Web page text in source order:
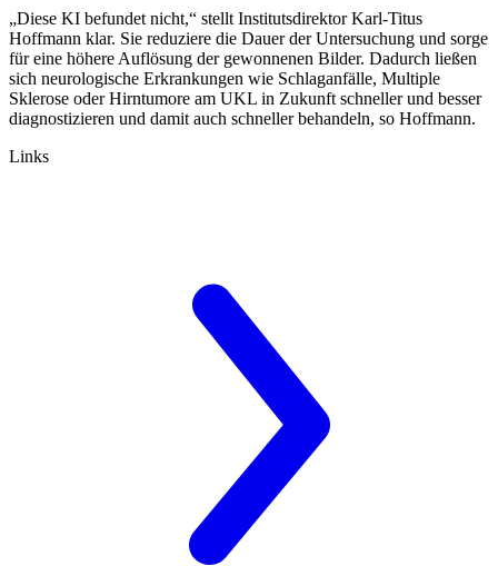
„Diese KI befundet nicht,“ stellt Institutsdirektor Karl-Titus
Hoffmann klar. Sie reduziere die Dauer der Untersuchung und sorge
für eine höhere Auflösung der gewonnenen Bilder. Dadurch ließen
sich neurologische Erkrankungen wie Schlaganfälle, Multiple
Sklerose oder Hirntumore am UKL in Zukunft schneller und besser
diagnostizieren und damit auch schneller behandeln, so Hoffmann.
Links